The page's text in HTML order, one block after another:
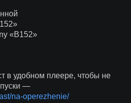
«B152»
в удобном плеере, чтобы не
—
na-operezhenie/